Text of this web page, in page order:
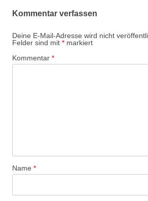
Kommentar verfassen
Deine E-Mail-Adresse wird nicht
Felder sind mit * markiert
Kommentar *
Name *